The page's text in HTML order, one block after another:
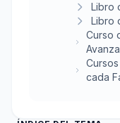
Libro
Libro
Curso
cada